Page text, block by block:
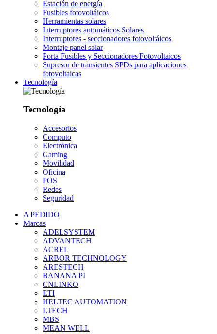
Estación de energía
Fusibles fotovoltáicos
Herramientas solares
Interruptores automáticos Solares
Interruptores - seccionadores fotovoltáicos
Montaje panel solar
Porta Fusibles y Seccionadores Fotovoltaicos
Supresor de transientes SPDs para aplicaciones
fotovoltaicas
Tecnología
Tecnología
Accesorios
Computo
Electrónica
Gaming
Movilidad
Oficina
POS
Redes
Seguridad
A PEDIDO
Marcas
ADELSYSTEM
ADVANTECH
ACREL
ARBOR TECHNOLOGY
ARESTECH
BANANA PI
CNLINKO
ETI
HELTEC AUTOMATION
LTECH
MBS
MEAN WELL